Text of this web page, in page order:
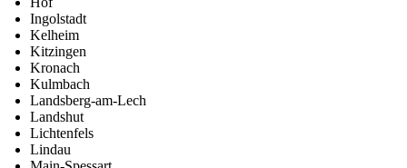
Ingolstadt
Kelheim
Kitzingen
Kronach
Kulmbach
Landsberg-am-Lech
Landshut
Lichtenfels
Lindau